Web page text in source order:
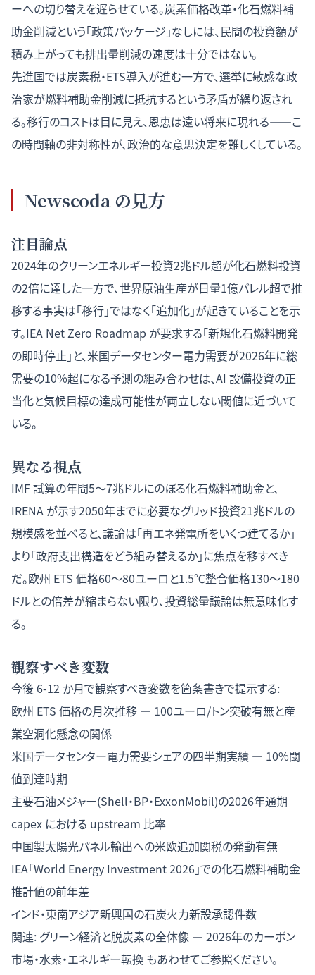
ーへの切り替えを遅らせている。炭素価格改革・化石燃料補
助金削減という「政策パッケージ」なしには、民間の投資額が
積み上がっても排出量削減の速度は十分ではない。
先進国では炭素税・ETS導入が進む一方で、選挙に敏感な政
治家が燃料補助金削減に抵抗するという矛盾が繰り返され
る。移行のコストは目に見え、恩恵は遠い将来に現れる——こ
の時間軸の非対称性が、政治的な意思決定を難しくしている。
Newscoda の見方
注目論点
2024年のクリーンエネルギー投資2兆ドル超が化石燃料投資
の2倍に達した一方で、世界原油生産が日量1億バレル超で推
移する事実は「移行」ではなく「追加化」が起きていることを示
す。IEA Net Zero Roadmap が要求する「新規化石燃料開発
の即時停止」と、米国データセンター電力需要が2026年に総
需要の10%超になる予測の組み合わせは、AI 設備投資の正
当化と気候目標の達成可能性が両立しない閾値に近づいて
いる。
異なる視点
IMF 試算の年間5〜7兆ドルにのぼる化石燃料補助金と、
IRENA が示す2050年までに必要なグリッド投資21兆ドルの
規模感を並べると、議論は「再エネ発電所をいくつ建てるか」
より「政府支出構造をどう組み替えるか」に焦点を移すべき
だ。欧州 ETS 価格60〜80ユーロと1.5℃整合価格130〜180
ドルとの倍差が縮まらない限り、投資総量議論は無意味化す
る。
観察すべき変数
今後 6-12 か月で観察すべき変数を箇条書きで提示する:
欧州 ETS 価格の月次推移 — 100ユーロ/トン突破有無と産
業空洞化懸念の関係
米国データセンター電力需要シェアの四半期実績 — 10%閾
値到達時期
主要石油メジャー(Shell・BP・ExxonMobil)の2026年通期
capex における upstream 比率
中国製太陽光パネル輸出への米欧追加関税の発動有無
IEA「World Energy Investment 2026」での化石燃料補助金
推計値の前年差
インド・東南アジア新興国の石炭火力新設承認件数
関連: グリーン経済と脱炭素の全体像 — 2026年のカーボン
市場・水素・エネルギー転換 もあわせてご参照ください。